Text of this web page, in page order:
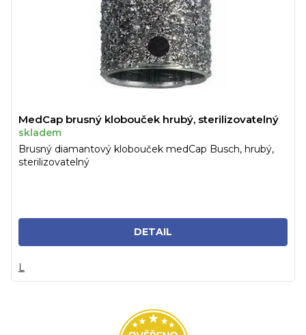
MedCap brusný klobouček hrubý, sterilizovatelný
skladem
DETAIL
Brusný diamantový klobouček medCap Busch, hrubý,
sterilizovatelný
L